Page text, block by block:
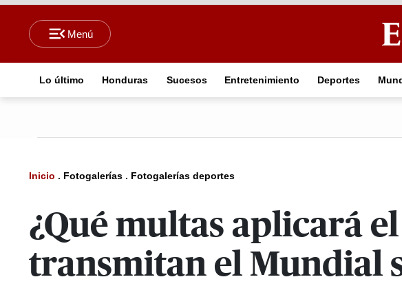
Lo último Honduras Sucesos Entretenimiento Deportes
Inicio . Fotogalerías . Fotogalerías deportes
¿Qué multas aplicará
transmitan el Mundial